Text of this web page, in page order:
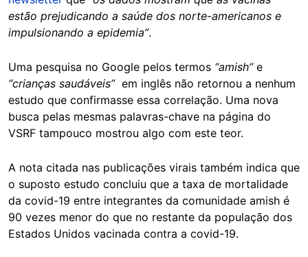
estão prejudicando a saúde dos norte-americanos e
impulsionando a epidemia”.
Uma pesquisa no Google pelos termos “amish”e
“crianças saudáveis” em inglês não retornou a nenhum
estudo que confirmasse essa correlação. Uma nova
busca pelas mesmas palavras-chave na página do
VSRF tampouco mostrou algo com este teor.
A nota citada nas publicações virais também indica que
o suposto estudo concluiu que a taxa de mortalidade
da covid-19 entre integrantes da comunidade amish é
90 vezes menor do que no restante da população dos
Estados Unidos vacinada contra a covid-19.